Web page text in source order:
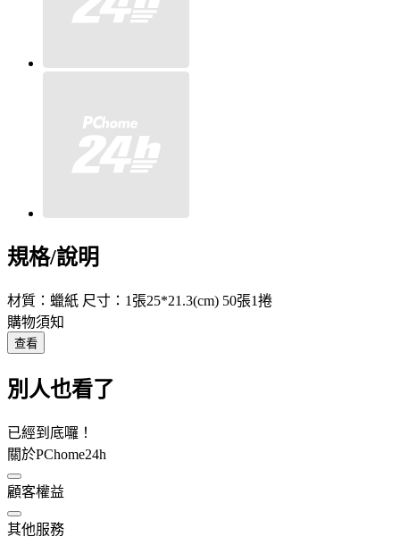
規格/說明
材質：蠟紙 尺寸：1張25*21.3(cm) 50張1捲
購物須知
查看
別人也看了
已經到底囉！
關於PChome24h
顧客權益
其他服務